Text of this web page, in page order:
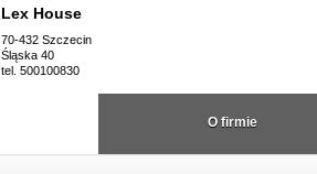
Lex House
70-432 Szczecin
Śląska 40
tel. 500100830
O firmie